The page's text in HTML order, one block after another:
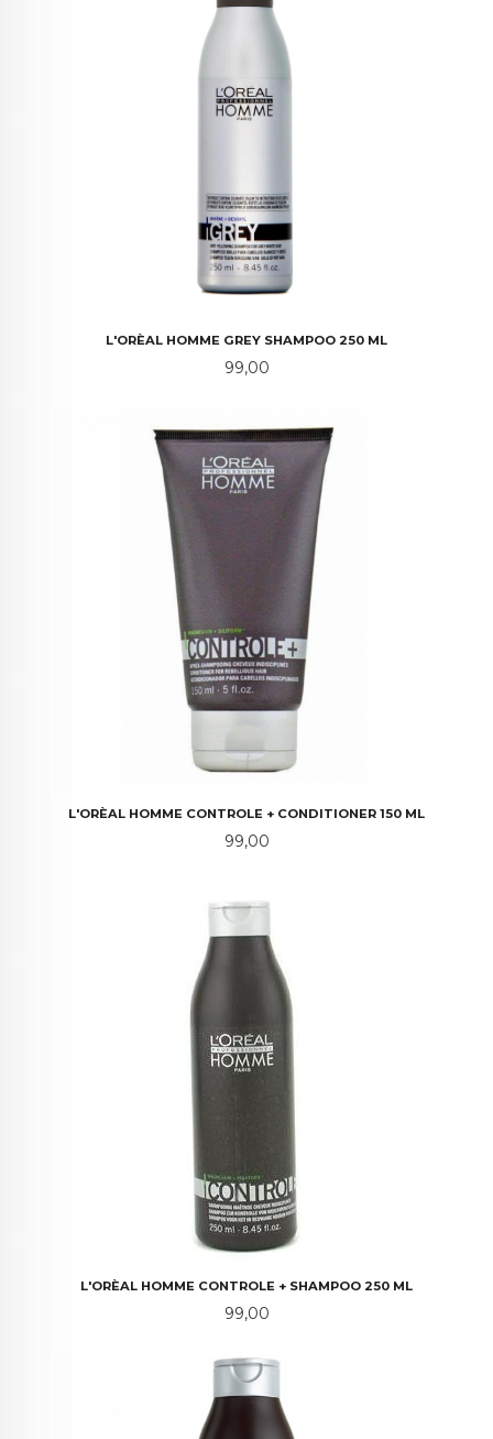
L'ORÈAL HOMME GREY SHAMPOO 250 ML
Pris
99,00
L'ORÈAL HOMME CONTROLE + CONDITIONER 150 ML
Pris
99,00
L'ORÈAL HOMME CONTROLE + SHAMPOO 250 ML
Pris
99,00